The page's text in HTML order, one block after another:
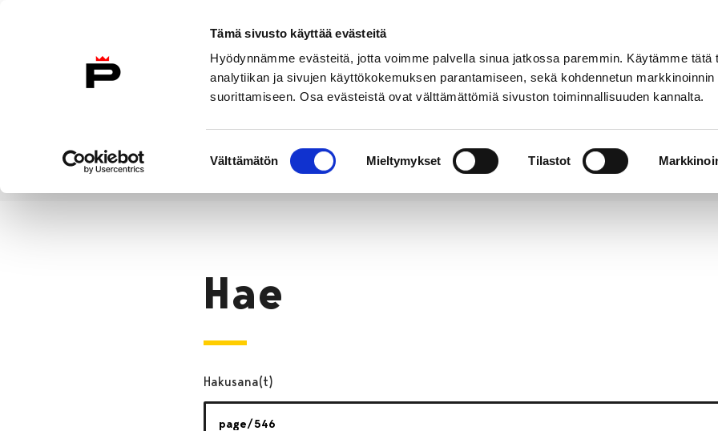
Tämä sivusto käyttää evästeitä
Hyödynnämme evästeitä, jotta voimme palvella sinua jatkossa paremmin. Käytämme tätä
analytiikan ja sivujen käyttökokemuksen parantamiseen, sekä kohdennetun markkinoinnin
suorittamiseen. Osa evästeistä ovat välttämättömiä sivuston toiminnallisuuden kannalta.
valinta
Välttämätön Mieltymykset Tilastot
Etusivulle
Etusivu
Hae
Hakusana(t)